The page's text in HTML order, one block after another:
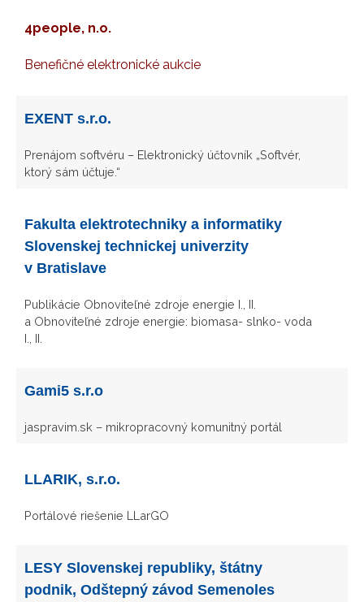
4people, n.o.
Benefičné elektronické aukcie
EXENT s.r.o.
Prenájom softvéru – Elektronický účtovník „Softvér,
ktorý sám účtuje.“
Fakulta elektrotechniky a informatiky
Slovenskej technickej univerzity
v Bratislave
Publikácie Obnoviteľné zdroje energie I., II.
a Obnoviteľné zdroje energie: biomasa- slnko- voda
I., II.
Gami5 s.r.o
jaspravim.sk – mikropracovný komunitný portál
LLARIK, s.r.o.
Portálové riešenie LLarGO
LESY Slovenskej republiky, štátny
podnik, Odštepný závod Semenoles